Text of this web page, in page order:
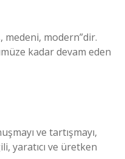
medeni, modern”dir.
kadar devam eden
ve tartışmayı,
yaratıcı ve üretken